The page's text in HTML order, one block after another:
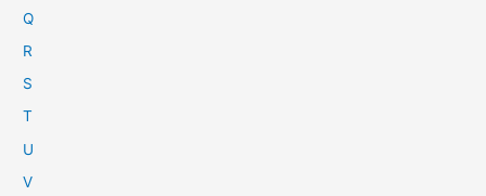
Q
R
S
T
U
V